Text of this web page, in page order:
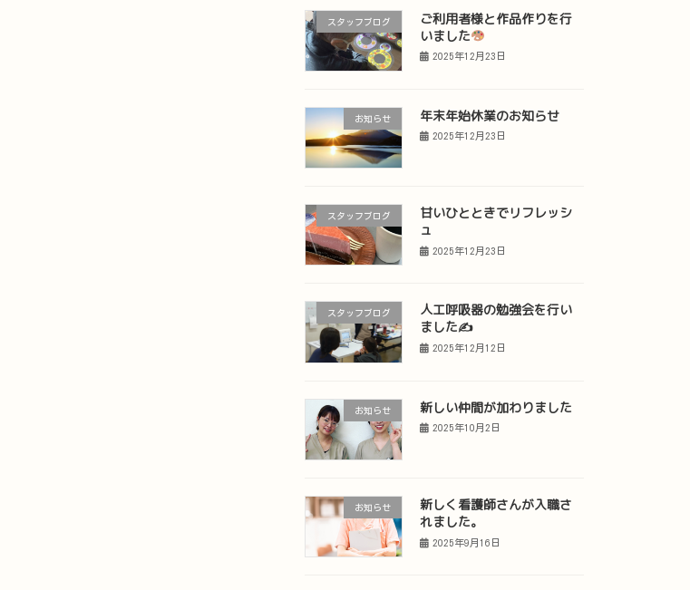
スタッフブログ
ご利用者様と作品作りを行
いました
2025年12月23日
お知らせ 年末年始休業のお知らせ
2025年12月23日
スタッフブログ
甘いひとときでリフレッシ
ュ
2025年12月23日
スタッフブログ
人工呼吸器の勉強会を行い
ました✍️
2025年12月12日
お知らせ 新しい仲間が加わりました
2025年10月2日
お知らせ
新しく看護師さんが入職さ
れました。
2025年9月16日